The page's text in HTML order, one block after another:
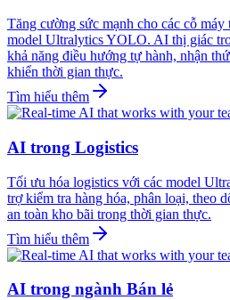
Tăng cường sức mạnh cho các cỗ
model Ultralytics YOLO. AI thị giác
khả năng điều hướng tự hành, nhận
khiển thời gian thực.
Tìm hiểu thêm
AI trong Logistics
Tối ưu hóa logistics với các model
trợ kiểm tra hàng hóa, phân loại, theo
an toàn kho bãi trong thời gian thực.
Tìm hiểu thêm
AI trong ngành Bán lẻ